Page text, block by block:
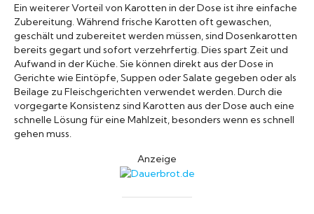
Ein weiterer Vorteil von Karotten in der Dose ist ihre einfache
Zubereitung. Während frische Karotten oft gewaschen,
geschält und zubereitet werden müssen, sind Dosenkarotten
bereits gegart und sofort verzehrfertig. Dies spart Zeit und
Aufwand in der Küche. Sie können direkt aus der Dose in
Gerichte wie Eintöpfe, Suppen oder Salate gegeben oder als
Beilage zu Fleischgerichten verwendet werden. Durch die
vorgegarte Konsistenz sind Karotten aus der Dose auch eine
schnelle Lösung für eine Mahlzeit, besonders wenn es schnell
gehen muss.
Anzeige